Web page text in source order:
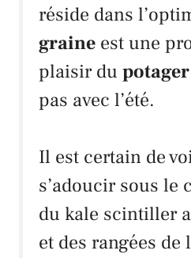
réside dans
graine est une
plaisir du potager
pas avec l’été.
Il est certain de
s’adoucir sous le
du kale scintiller
et des rangées de